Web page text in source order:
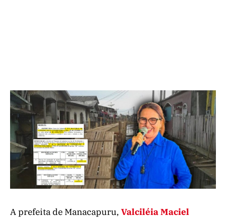
A prefeita de Manacapuru, Valciléia Maciel